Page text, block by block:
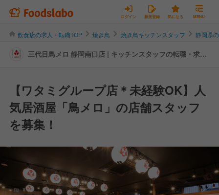
ログイン 新規登録 気になる MENU
飲食店の求人・転職TOP 焼き鳥 焼き鳥キッチンスタッフ 静岡県
三代目鳥メロ 静岡南口店 | キッチンスタッフの転職・求人
【ワタミグループ店＊未経験OK】人
気居酒屋「鳥メロ」の店舗スタッフ
を募集！